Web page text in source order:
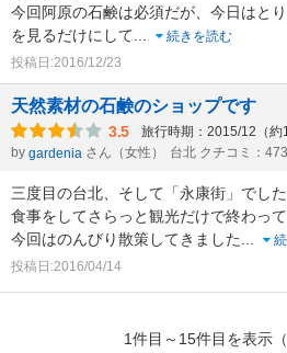
今回阿原の石鹸は必須だが、今日はと
を見るだけにして...
続きを読む
投稿日:2016/12/23
天然素材の石鹸のショップです
3.5 旅行時期：2015/12（約
by gardenia さん（女性） 台北 クチコミ：
三度目の台北、そして「永康街」でし
食事をしてさらっと観光だけで終わって
今回はのんびり散策してきました...
投稿日:2016/04/14
1件目～15件目を表示（